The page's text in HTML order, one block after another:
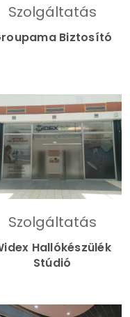
Szolgáltatás
Biztosító
Szolgáltatás
Hallókészülék
Stúdió